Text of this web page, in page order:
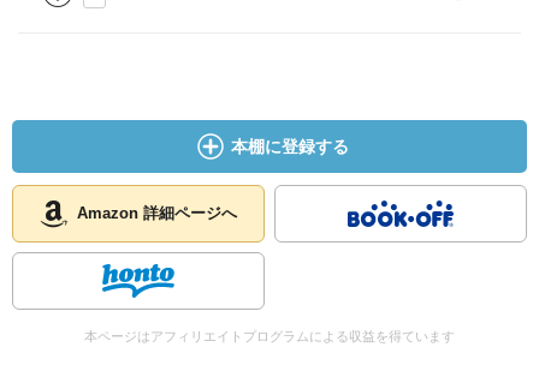
本棚に登録する
Amazon 詳細ページへ
本ページはアフィリエイトプログラムによる収益を得ています